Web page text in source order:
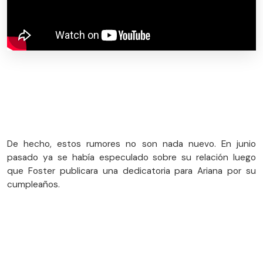
De hecho, estos rumores no son nada nuevo. En junio
pasado ya se había especulado sobre su relación luego
que Foster publicara una dedicatoria para Ariana por su
cumpleaños.